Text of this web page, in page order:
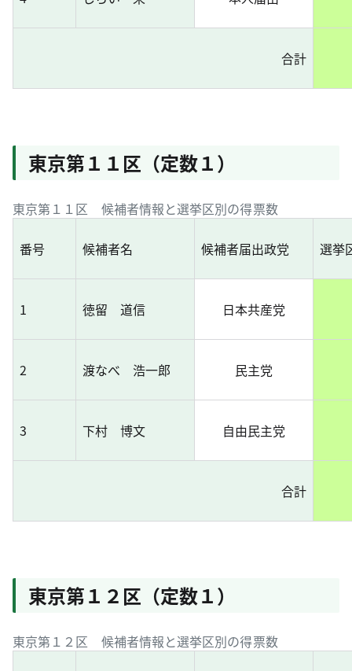
合計
東京第１１区（定数１）
東京第１１区 候補者情報と選挙区別の得票数
番号 候補者名 候補者届出政党 選挙
1 徳留 道信 日本共産党
2 渡なべ 浩一郎 民主党
3 下村 博文 自由民主党
合計
東京第１２区（定数１）
東京第１２区 候補者情報と選挙区別の得票数